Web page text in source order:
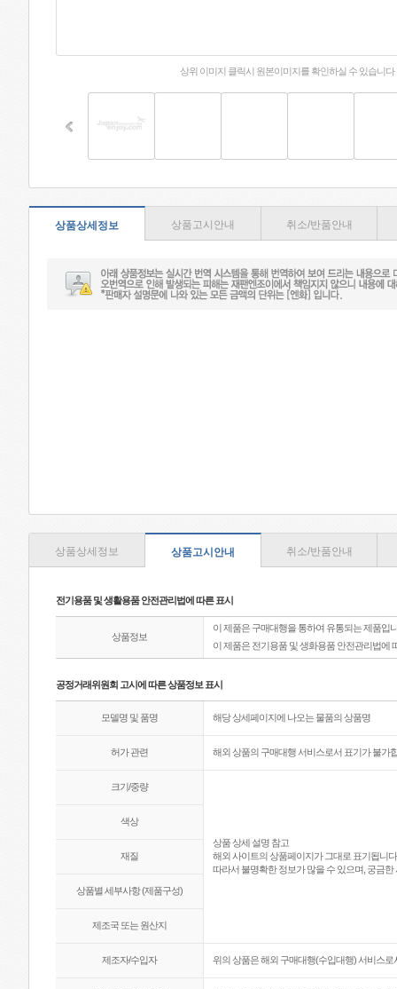
상위 이미지 클릭시 원본이미지를 확인하실 수 있습니다
상품상세정보 상품고시안내 취소/반품안내
상품상세정보 상품고시안내 취소/반품안내
전기용품 및 생활용품 안전관리법에 따른 표시
상품정보
이 제품은 구매대행을 통하여 유통되는 제품입
이 제품은 전기용품 및 생화용품 안전관리법에
공정거래위원회 고시에 따른 상품정보 표시
모델명 및 품명 해당 상세페이지에 나오는 물품의 상품명
허가 관련 해외 상품의 구매대행 서비스로서 표기가 불가
크기/중량
상품 상세 설명 참고
해외 사이트의 상품페이지가 그대로 표기됩니
따라서 불명확한 정보가 많을 수 있으며, 궁금
색상
재질
상품별 세부사항 (제품구성)
제조국 또는 원산지
제조자/수입자 위의 상품은 해외 구매대행(수입대행) 서비스로